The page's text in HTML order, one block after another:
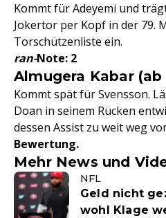
Kommt für Adeyemi und
Jokertor per Kopf in der 79.
Torschützenliste ein.
ran-Note: 2
Almugera Kabar (ab
Kommt spät für Svensson.
Doan in seinem Rücken
dessen Assist zu weit weg
Bewertung.
Mehr News und
NFL
Geld nicht
wohl Klage